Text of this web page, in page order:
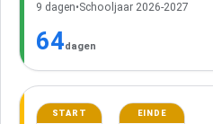
9 dagen•Schooljaar 2026-2027
64dagen
START EINDE